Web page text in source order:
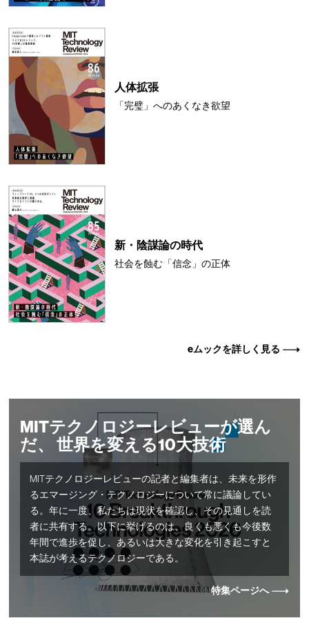
人体拡張
「完璧」へのあくなき欲望
新・陰謀論の時代
社会を蝕む「信念」の正体
eムックを詳しく見る
MITテクノロジーレビューが選ん
だ、 世界を変える10大技術
MITテクノロジーレビューの記者と編集者は、未来を形作
るエマージング・テクノロジーについて常に議論してい
る。年に一度、私たちは現状を確認し、その見通しを読
者に共有する。以下に挙げるのは、良くも悪くも今後数
年間で進歩を促し、あるいは大きな変化を引き起こすと
本誌が考えるテクノロジーである。
特集ページへ